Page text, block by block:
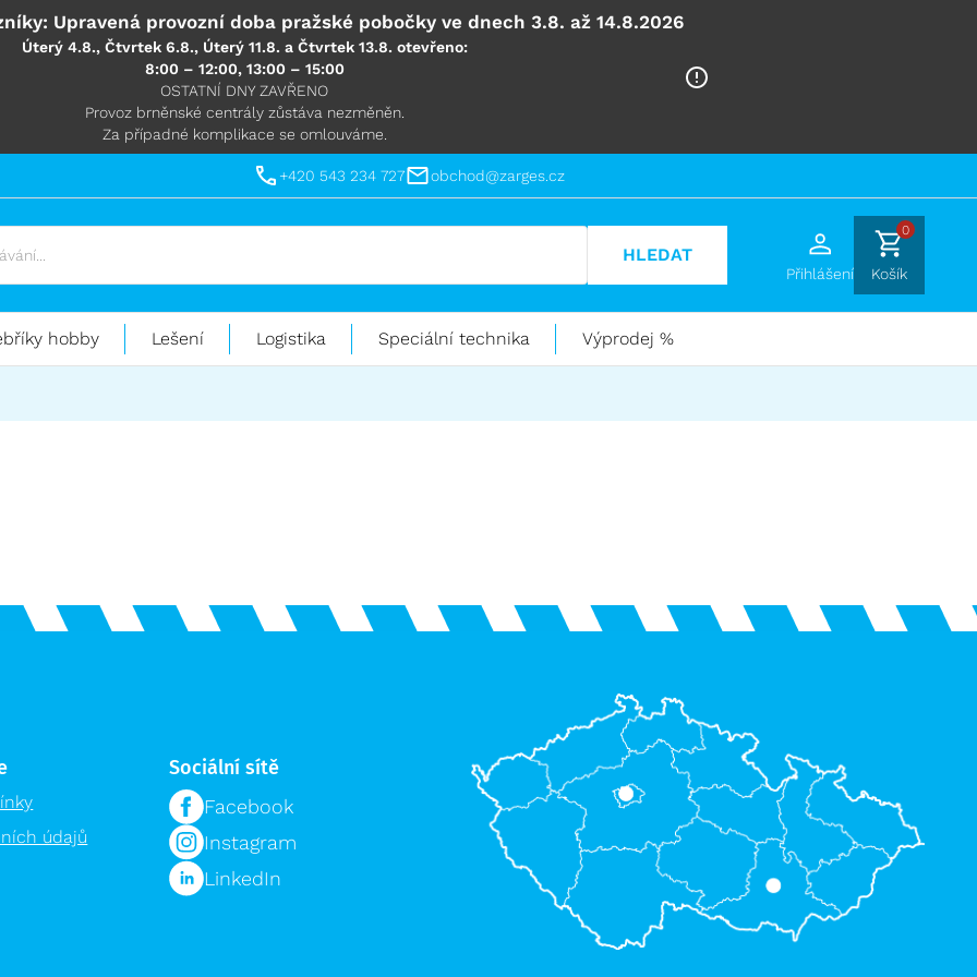
Upravená provozní doba pražské pobočky ve dnech 3.8. až 14.8.2026
Úterý 4.8., Čtvrtek 6.8., Úterý 11.8. a Čtvrtek 13.8. otevřeno:
8:00 – 12:00, 13:00 – 15:00
OSTATNÍ DNY ZAVŘENO
Provoz brněnské centrály zůstáva nezměněn.
Za případné komplikace se omlouváme.
+420 543 234 727 obchod@zarges.cz
HLEDAT
Přihlášení
0
Košík
hobby Lešení Logistika Speciální technika Výprodej %
údajů
Sociální sítě
Facebook
Instagram
LinkedIn